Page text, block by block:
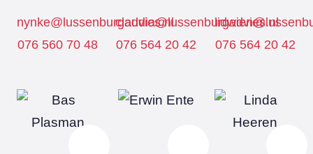
nynke@lussenburgadvies.nl
076 560 70 48
claudia@lussenburgadvies.nl
076 564 20 42
076 564 20 42